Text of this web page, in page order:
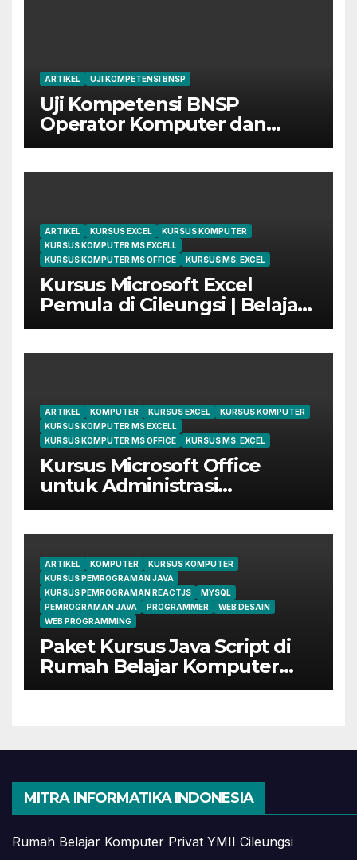
ARTIKEL UJI KOMPETENSI BNSP
Uji Kompetensi BNSP
Operator Komputer dan
Digital Marketing di Bekasi
ARTIKEL KURSUS EXCEL
KURSUS KOMPUTER
KURSUS KOMPUTER MS EXCELL
KURSUS KOMPUTER MS OFFICE
KURSUS MS. EXCEL
Kursus Microsoft Excel
Pemula di Cileungsi | Belajar
dari Dasar Sampai Mahir
ARTIKEL KOMPUTER KURSUS EXCEL
KURSUS KOMPUTER
KURSUS KOMPUTER MS EXCELL
KURSUS KOMPUTER MS OFFICE
KURSUS MS. EXCEL
Kursus Microsoft Office
untuk Administrasi
Perkantoran di Cileungsi
ARTIKEL KOMPUTER
KURSUS KOMPUTER
KURSUS PEMROGRAMAN JAVA
KURSUS PEMROGRAMAN REACTJS
MYSQL
PEMROGRAMAN JAVA
PROGRAMMER
WEB DESAIN
WEB PROGRAMMING
Paket Kursus Java Script di
Rumah Belajar Komputer
YMII Cileungsi
MITRA INFORMATIKA INDONESIA
Rumah Belajar Komputer Privat YMII Cileungsi